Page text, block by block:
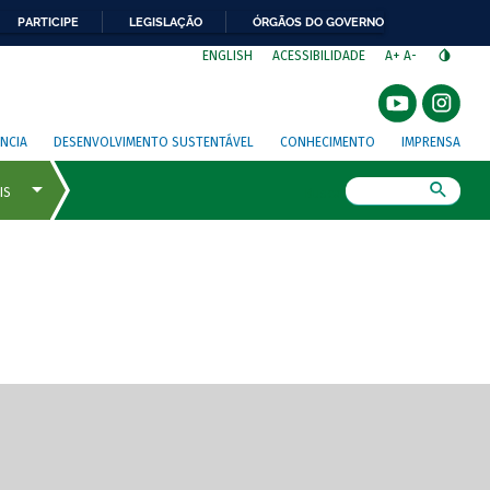
PARTICIPE LEGISLAÇÃO ÓRGÃOS DO GOVERNO
ENGLISH ACESSIBILIDADE A+ A-
DESENVOLVIMENTO SUSTENTÁVEL CONHECIMENTO IMPRENSA
de tela